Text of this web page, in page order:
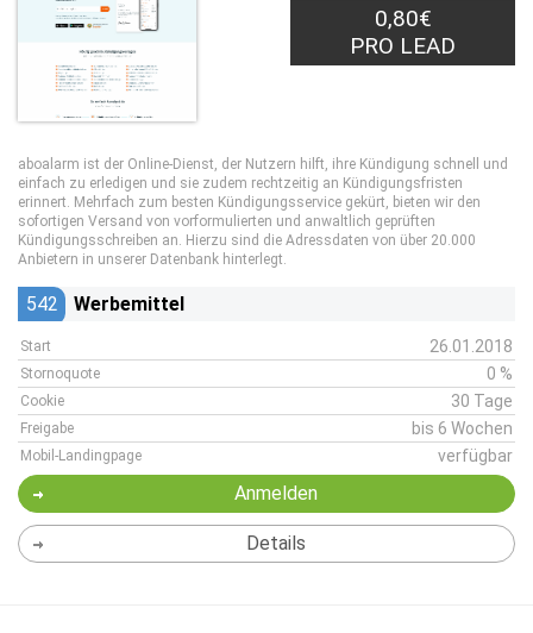
0,80€
PRO LEAD
aboalarm ist der Online-Dienst, der Nutzern hilft, ihre Kündigung schnell und
einfach zu erledigen und sie zudem rechtzeitig an Kündigungsfristen
erinnert. Mehrfach zum besten Kündigungsservice gekürt, bieten wir den
sofortigen Versand von vorformulierten und anwaltlich geprüften
Kündigungsschreiben an. Hierzu sind die Adressdaten von über 20.000
Anbietern in unserer Datenbank hinterlegt.
542 Werbemittel
Start 26.01.2018
Stornoquote 0 %
Cookie 30 Tage
Freigabe bis 6 Wochen
Mobil-Landingpage verfügbar
Anmelden
Details